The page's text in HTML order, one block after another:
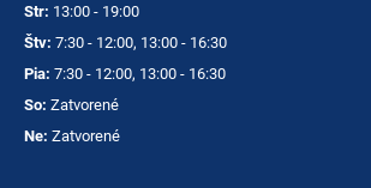
Str: 13:00 - 19:00
Štv: 7:30 - 12:00, 13:00 - 16:30
Pia: 7:30 - 12:00, 13:00 - 16:30
So: Zatvorené
Ne: Zatvorené